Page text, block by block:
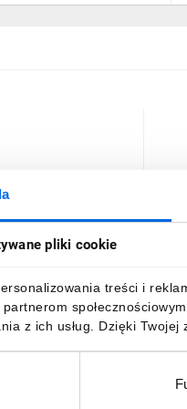
pliki cookie
treści i
z ich usług. Dzięki
| Opinia niezweryfikowana
POLECAM!